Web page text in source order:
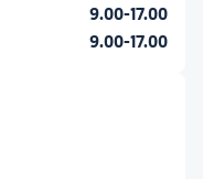
9.00-17.00
9.00-17.00